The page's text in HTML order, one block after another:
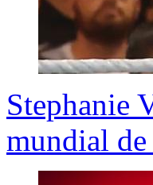
Stephanie
mundial